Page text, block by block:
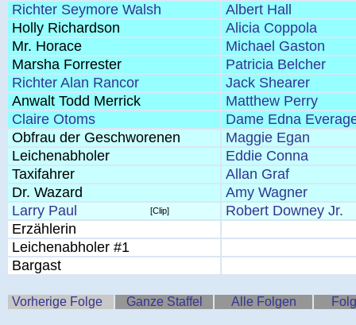
Richter Seymore Walsh
Albert Hall
Holly Richardson
Alicia Coppola
Mr. Horace
Michael Gaston
Marsha Forrester
Patricia Belcher
Richter Alan Rancor
Jack Shearer
Anwalt Todd Merrick
Matthew Perry
Claire Otoms
Dame Edna
Obfrau der Geschworenen
Maggie Egan
Leichenabholer
Eddie Conna
Taxifahrer
Allan Graf
Dr. Wazard
Amy Wagner
Larry Paul
[Clip]
Robert Downey Jr.
Erzählerin
Leichenabholer #1
Bargast
Vorherige Folge Ganze Staffel Alle Folgen